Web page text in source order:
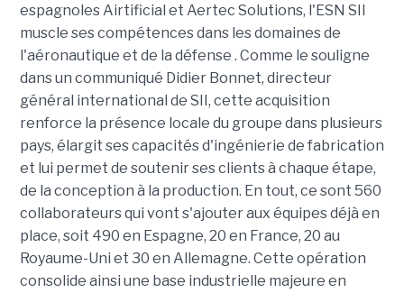
espagnoles Airtificial et Aertec Solutions, l'ESN SII
muscle ses compétences dans les domaines de
l'aéronautique et de la défense . Comme le souligne
dans un communiqué Didier Bonnet, directeur
général international de SII, cette acquisition
renforce la présence locale du groupe dans plusieurs
pays, élargit ses capacités d'ingénierie de fabrication
et lui permet de soutenir ses clients à chaque étape,
de la conception à la production. En tout, ce sont 560
collaborateurs qui vont s'ajouter aux équipes déjà en
place, soit 490 en Espagne, 20 en France, 20 au
Royaume-Uni et 30 en Allemagne. Cette opération
consolide ainsi une base industrielle majeure en